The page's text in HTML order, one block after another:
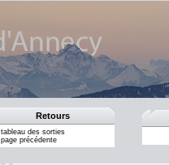
Retours
tableau des sorties
page précédente